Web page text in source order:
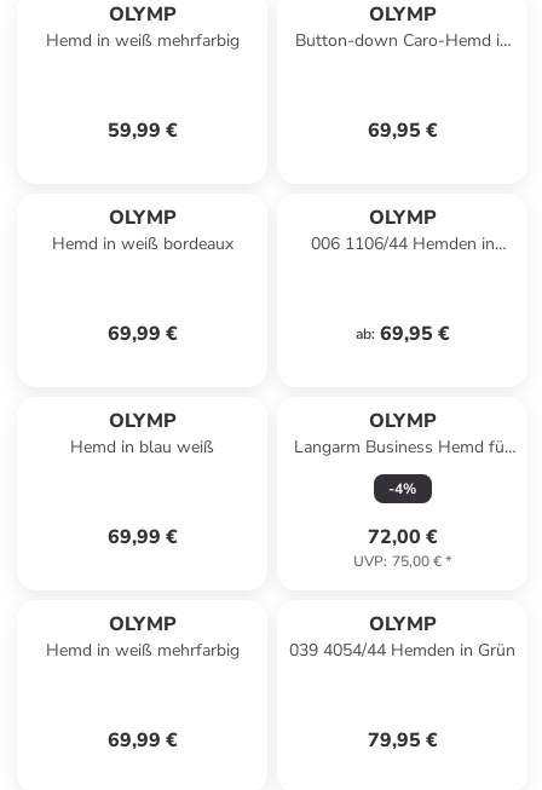
OLYMP
Hemd in weiß mehrfarbig
59,99 €
OLYMP
Button-down Caro-Hemd in
69,95 €
OLYMP
Hemd in weiß bordeaux
69,99 €
OLYMP
006 1106/44 Hemden in
ab: 69,95 €
OLYMP
Hemd in blau weiß
69,99 €
OLYMP
Langarm Business Hemd für
Herren in beige
-4%
72,00 €
UVP: 75,00 €*
OLYMP
Hemd in weiß mehrfarbig
69,99 €
OLYMP
039 4054/44 Hemden in Grün
79,95 €